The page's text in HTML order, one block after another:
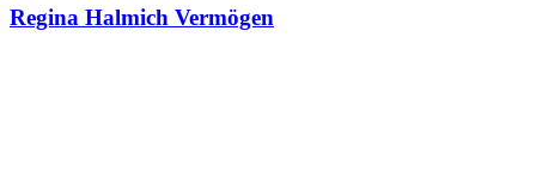
Regina Halmich Vermögen